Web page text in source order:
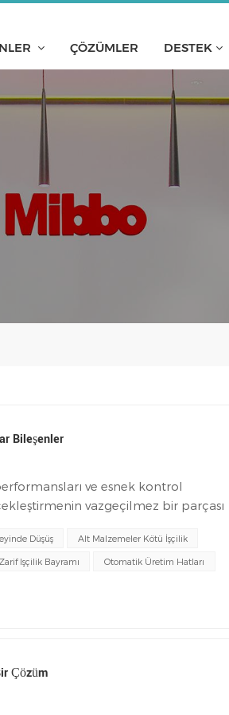
ÇÖZÜMLER DESTEK
Bileşenler
ve esnek kontrol
vazgeçilmez bir parçası
ve güvenilirliğini arttırmak
Power Röleleri yüksek kaliteli
alanda yaygın olarak
malzemelerKabuk, yüksek
03 LED göstergesi, çalışma
göstergesine göre, bobine enerji
Düşüş Alt Malzemeler Kötü İşçilik
Işçilik Bayramı Otomatik Üretim Hatları
Çözüm